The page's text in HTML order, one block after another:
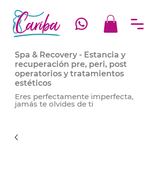
Spa & Recovery - Estancia y
recuperación pre, peri, post
operatorios y tratamientos
estéticos
Eres perfectamente imperfecta,
jamás te olvides de ti